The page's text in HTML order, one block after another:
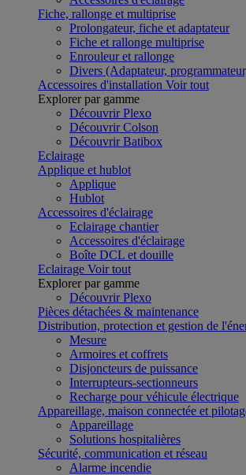
Fiche, rallonge et multiprise
Prolongateur, fiche et adaptateur
Fiche et rallonge multiprise
Enrouleur et rallonge
Divers (Adaptateur,
Accessoires d'installation Voir tout
Explorer par gamme
Découvrir Plexo
Découvrir Colson
Découvrir Batibox
Eclairage
Applique et hublot
Applique
Hublot
Accessoires d'éclairage
Eclairage chantier
Accessoires d'éclairage
Boîte DCL et douille
Eclairage Voir tout
Explorer par gamme
Découvrir Plexo
Pièces détachées & maintenance
Distribution, protection et gestion de
Mesure
Armoires et coffrets
Disjoncteurs de puissance
Interrupteurs-sectionneurs
Recharge pour véhicule électrique
Appareillage, maison connectée et
Appareillage
Solutions hospitalières
Sécurité, communication et réseau
Alarme incendie